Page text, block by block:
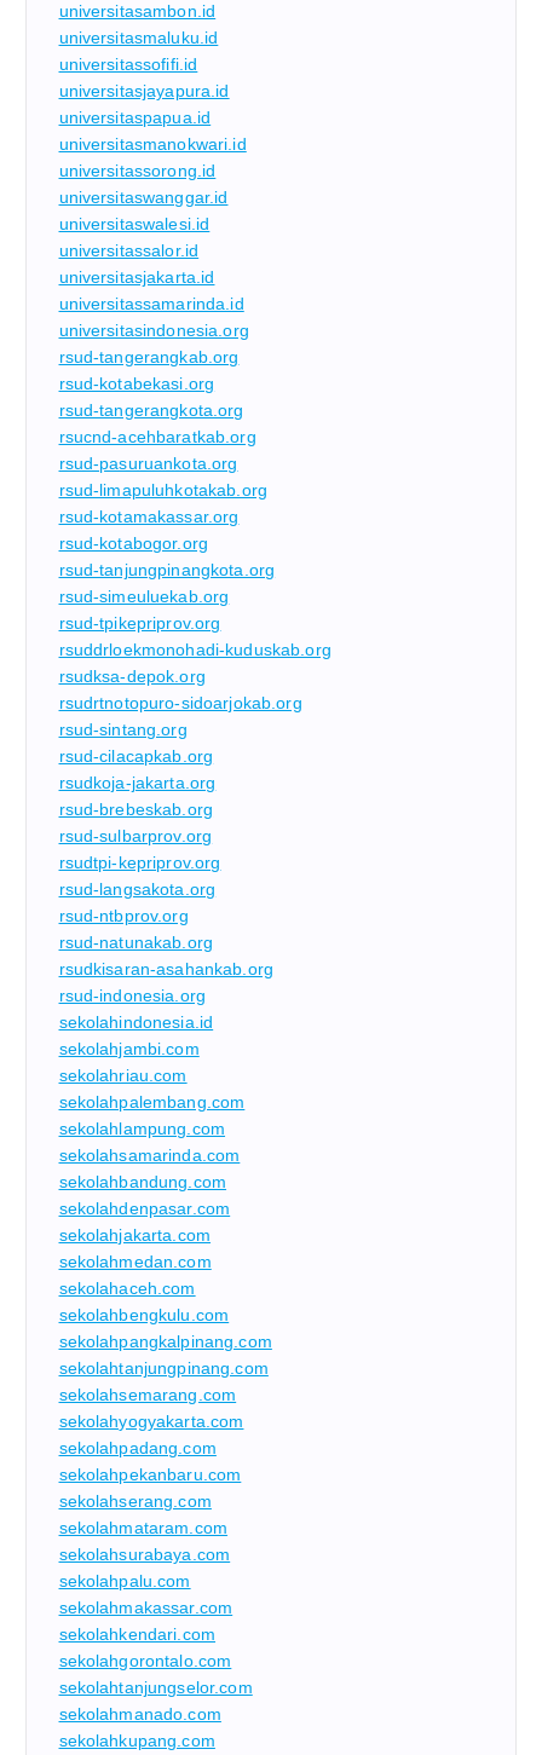
universitasambon.id
universitasmaluku.id
universitassofifi.id
universitasjayapura.id
universitaspapua.id
universitasmanokwari.id
universitassorong.id
universitaswanggar.id
universitaswalesi.id
universitassalor.id
universitasjakarta.id
universitassamarinda.id
universitasindonesia.org
rsud-tangerangkab.org
rsud-kotabekasi.org
rsud-tangerangkota.org
rsucnd-acehbaratkab.org
rsud-pasuruankota.org
rsud-limapuluhkotakab.org
rsud-kotamakassar.org
rsud-kotabogor.org
rsud-tanjungpinangkota.org
rsud-simeuluekab.org
rsud-tpikepriprov.org
rsuddrloekmonohadi-kuduskab.org
rsudksa-depok.org
rsudrtnotopuro-sidoarjokab.org
rsud-sintang.org
rsud-cilacapkab.org
rsudkoja-jakarta.org
rsud-brebeskab.org
rsud-sulbarprov.org
rsudtpi-kepriprov.org
rsud-langsakota.org
rsud-ntbprov.org
rsud-natunakab.org
rsudkisaran-asahankab.org
rsud-indonesia.org
sekolahindonesia.id
sekolahjambi.com
sekolahriau.com
sekolahpalembang.com
sekolahlampung.com
sekolahsamarinda.com
sekolahbandung.com
sekolahdenpasar.com
sekolahjakarta.com
sekolahmedan.com
sekolahaceh.com
sekolahbengkulu.com
sekolahpangkalpinang.com
sekolahtanjungpinang.com
sekolahsemarang.com
sekolahyogyakarta.com
sekolahpadang.com
sekolahpekanbaru.com
sekolahserang.com
sekolahmataram.com
sekolahsurabaya.com
sekolahpalu.com
sekolahmakassar.com
sekolahkendari.com
sekolahgorontalo.com
sekolahtanjungselor.com
sekolahmanado.com
sekolahkupang.com